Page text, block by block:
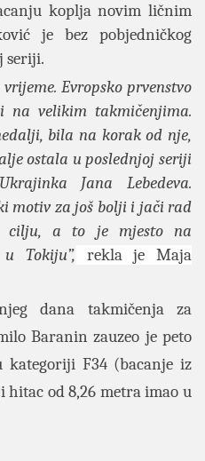
koplja novim ličnim
je bez pobjedničkog
seriji.
Evropsko prvenstvo
velikim takmičenjima.
bila na korak od nje,
ostala u poslednjoj seriji
Jana Lebedeva.
motiv za još bolji i jači rad
cilju, a to je mjesto na
Tokiju”, rekla je Maja
dana takmičenja za
Baranin zauzeo je peto
kategoriji F34 (bacanje iz
od 8,26 metra imao u